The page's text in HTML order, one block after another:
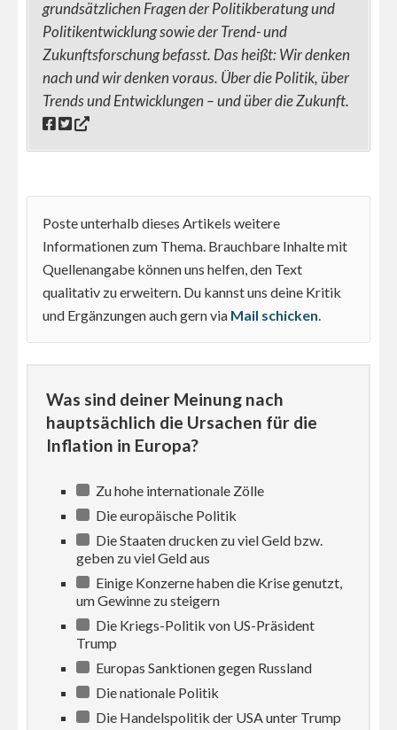
grundsätzlichen Fragen der Politikberatung und
Politikentwicklung sowie der Trend- und
Zukunftsforschung befasst. Das heißt: Wir denken
nach und wir denken voraus. Über die Politik, über
Trends und Entwicklungen – und über die Zukunft.
Poste unterhalb dieses Artikels weitere
Informationen zum Thema. Brauchbare Inhalte mit
Quellenangabe können uns helfen, den Text
qualitativ zu erweitern. Du kannst uns deine Kritik
und Ergänzungen auch gern via Mail schicken.
Was sind deiner Meinung nach
hauptsächlich die Ursachen für die
Inflation in Europa?
Zu hohe internationale Zölle
Die europäische Politik
Die Staaten drucken zu viel Geld bzw.
geben zu viel Geld aus
Einige Konzerne haben die Krise genutzt,
um Gewinne zu steigern
Die Kriegs-Politik von US-Präsident
Trump
Europas Sanktionen gegen Russland
Die nationale Politik
Die Handelspolitik der USA unter Trump